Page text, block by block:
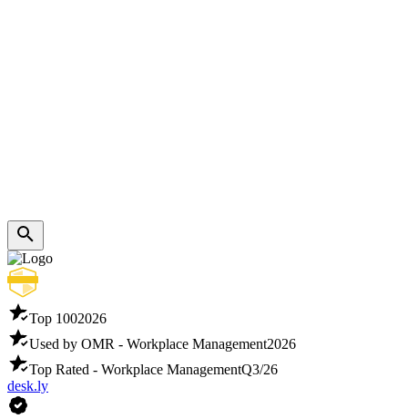
Top 1002026
Used by OMR - Workplace Management2026
Top Rated - Workplace ManagementQ3/26
desk.ly